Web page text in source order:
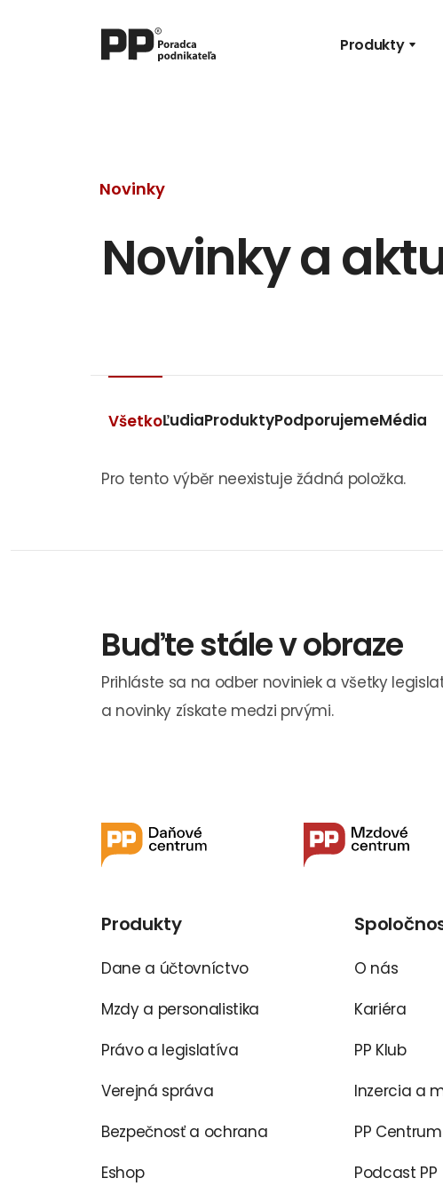
Produkty
Novinky
Novinky a
VšetkoĽudiaProduktyPodporujemeMédia
Pro tento výběr neexistuje žádná položka.
Buďte stále v obraze
Prihláste sa na odber noviniek a všetky
a novinky získate medzi prvými.
Produkty
Dane a účtovníctvo
Mzdy a personalistika
Právo a legislatíva
Verejná správa
Bezpečnosť a ochrana
Eshop
O nás
Kariéra
PP Klub
Inzercia a
PP Centrum
Podcast PP